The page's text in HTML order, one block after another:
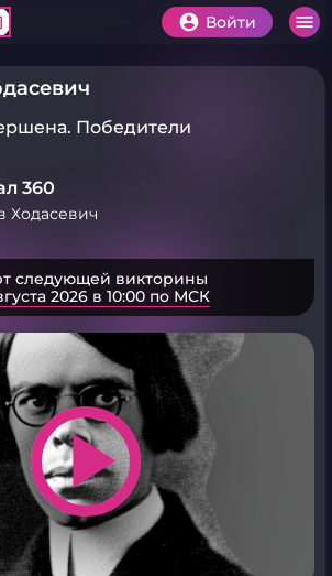
Войти
Победители
360
Ходасевич
следующей викторины
2026 в 10:00 по МСК
play_arrow